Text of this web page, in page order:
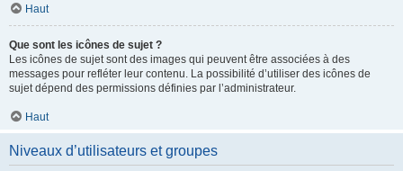
Haut
Que sont les icônes de sujet ?
Les icônes de sujet sont des images qui peuvent être associées à des
messages pour refléter leur contenu. La possibilité d’utiliser des icônes de
sujet dépend des permissions définies par l’administrateur.
Haut
Niveaux d’utilisateurs et groupes